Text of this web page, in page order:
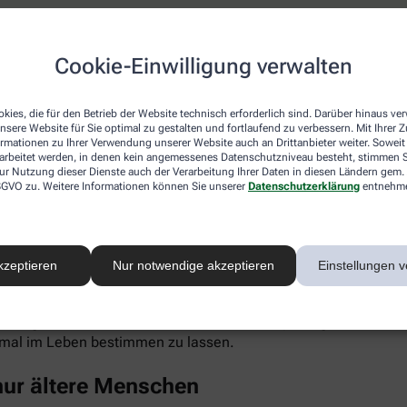
Cookie-Einwilligung verwalten
die für den Betrieb der Website technisch erforderlich sind. Darüber hinaus
Website für Sie optimal zu gestalten und fortlaufend zu verbessern. Mit Ihrer
zu Ihrer Verwendung unserer Website auch an Drittanbieter weiter. Soweit
werden, in denen kein angemessenes Datenschutzniveau besteht, stimmen
Nutzung dieser Dienste auch der Verarbeitung Ihrer Daten in diesen Ländern
zu. Weitere Informationen können Sie unserer Datenschutzerklärung
Nur notwendige akzeptieren Einstellungen
erhöhten Cholesterinwerte
wähnt sich oft in Sicherheit, weil hohe Cholesterinwerte
die Blutfettwerte in die Höhe treiben. Dazu gehören auch
chronischer Stress, Alkoholkonsum und Medikamente wie
Baby-Pille untersucht und bei jungen Frauen (14 bis 19
Punkt 4). Als großer Risikofaktor hat sich in den
Cholesterin im Blut.
kann sich in der Gefäßwand ablagern, chronische
unter anderem mit einem deutlich gesteigerten Risiko
im Blut ist überwiegend genetisch bestimmt,
gesunden Lebensstil merklich senken (wenngleich
im Leben bestimmen zu lassen.
ältere Menschen